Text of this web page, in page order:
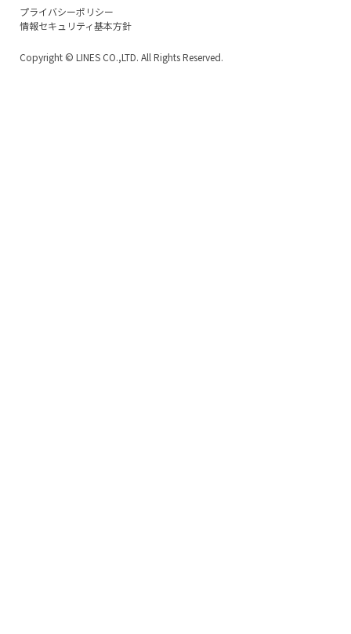
プライバシーポリシー
情報セキュリティ基本方針
Copyright © LINES CO.,LTD. All Rights Reserved.